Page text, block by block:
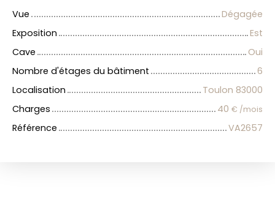
Vue
Dégagée
Exposition
Est
Cave
Oui
Nombre d'étages du bâtiment
6
Localisation
Toulon 83000
Charges
40 € /mois
Référence VA2657